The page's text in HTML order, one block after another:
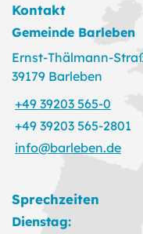
Kontakt
Gemeinde Barleben
Ernst-Thälmann-
39179 Barleben
+49 39203 565-0
+49 39203 565-2801
info@barleben.de
Sprechzeiten
Dienstag: